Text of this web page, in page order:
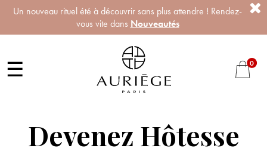
Un nouveau rituel été à découvrir sans plus attendre ! Rendez-
vous vite dans Nouveautés
☰ 0
Devenez Hôtesse